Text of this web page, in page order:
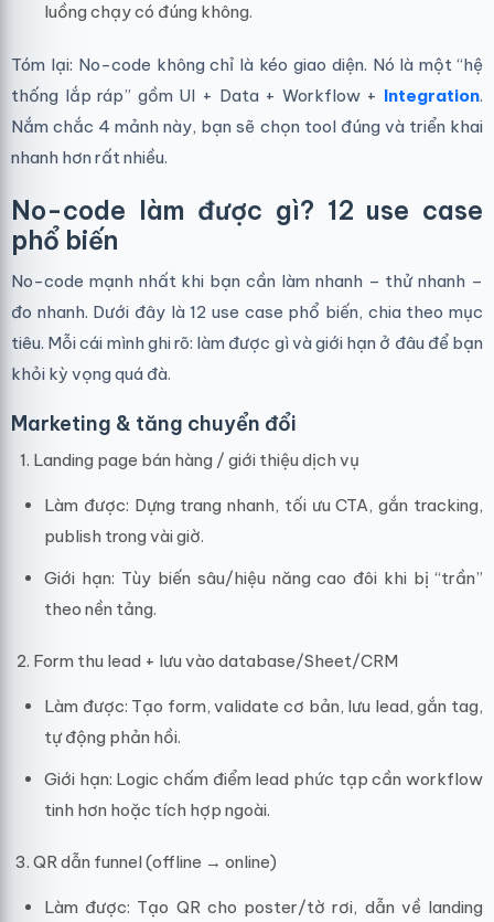
luồng chạy có đúng không.
Tóm lại: No-code không chỉ là kéo giao diện. Nó là một “hệ
thống lắp ráp” gồm UI + Data + Workflow + Integration.
Nắm chắc 4 mảnh này, bạn sẽ chọn tool đúng và triển khai
nhanh hơn rất nhiều.
No-code làm được gì? 12 use case
phổ biến
No-code mạnh nhất khi bạn cần làm nhanh – thử nhanh –
đo nhanh. Dưới đây là 12 use case phổ biến, chia theo mục
tiêu. Mỗi cái mình ghi rõ: làm được gì và giới hạn ở đâu để bạn
khỏi kỳ vọng quá đà.
Marketing & tăng chuyển đổi
Landing page bán hàng / giới thiệu dịch vụ
Làm được: Dựng trang nhanh, tối ưu CTA, gắn tracking,
publish trong vài giờ.
Giới hạn: Tùy biến sâu/hiệu năng cao đôi khi bị “trần”
theo nền tảng.
Form thu lead + lưu vào database/Sheet/CRM
Làm được: Tạo form, validate cơ bản, lưu lead, gắn tag,
tự động phản hồi.
Giới hạn: Logic chấm điểm lead phức tạp cần workflow
tinh hơn hoặc tích hợp ngoài.
QR dẫn funnel (offline → online)
Làm được: Tạo QR cho poster/tờ rơi, dẫn về landing